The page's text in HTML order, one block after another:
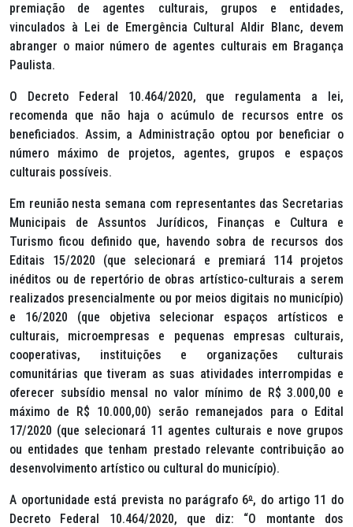
premiação de agentes culturais, grupos e entidades,
vinculados à Lei de Emergência Cultural Aldir Blanc, devem
abranger o maior número de agentes culturais em Bragança
Paulista.
O Decreto Federal 10.464/2020, que regulamenta a lei,
recomenda que não haja o acúmulo de recursos entre os
beneficiados. Assim, a Administração optou por beneficiar o
número máximo de projetos, agentes, grupos e espaços
culturais possíveis.
Em reunião nesta semana com representantes das Secretarias
Municipais de Assuntos Jurídicos, Finanças e Cultura e
Turismo ficou definido que, havendo sobra de recursos dos
Editais 15/2020 (que selecionará e premiará 114 projetos
inéditos ou de repertório de obras artístico-culturais a serem
realizados presencialmente ou por meios digitais no município)
e 16/2020 (que objetiva selecionar espaços artísticos e
culturais, microempresas e pequenas empresas culturais,
cooperativas, instituições e organizações culturais
comunitárias que tiveram as suas atividades interrompidas e
oferecer subsídio mensal no valor mínimo de R$ 3.000,00 e
máximo de R$ 10.000,00) serão remanejados para o Edital
17/2020 (que selecionará 11 agentes culturais e nove grupos
ou entidades que tenham prestado relevante contribuição ao
desenvolvimento artístico ou cultural do município).
A oportunidade está prevista no parágrafo 6º, do artigo 11 do
Decreto Federal 10.464/2020, que diz: “O montante dos